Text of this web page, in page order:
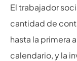
El trabajador
cantidad de
hasta la primera
calendario, y la